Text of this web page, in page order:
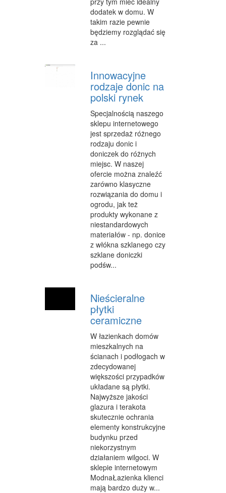
LECZENIE
SALONY KOSMETYCZNE
WEB
OPROGRAMOWANIE
KONTAKT
dodatek w domu. W
takim razie pewnie
będziemy rozglądać się
za ...
Innowacyjne
rodzaje donic na
polski rynek
Specjalnością naszego
sklepu internetowego
jest sprzedaż różnego
rodzaju donic i
doniczek do różnych
miejsc. W naszej
ofercie można znaleźć
zarówno klasyczne
rozwiązania do domu i
ogrodu, jak też
produkty wykonane z
niestandardowych
materiałów - np. donice
z włókna szklanego czy
szklane doniczki
podśw...
Nieścieralne
płytki
ceramiczne
W łazienkach domów
mieszkalnych na
ścianach i podłogach w
zdecydowanej
większości przypadków
układane są płytki.
Najwyższe jakości
glazura i terakota
skutecznie ochrania
elementy konstrukcyjne
budynku przed
niekorzystnym
działaniem wilgoci. W
sklepie internetowym
ModnaŁazienka klienci
mają bardzo duży w...